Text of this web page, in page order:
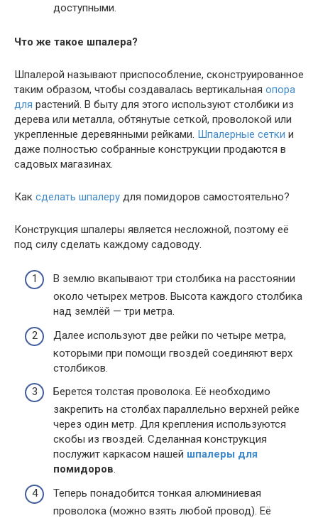
доступными.
Что же такое шпалера?
Шпалерой называют приспособление, сконструированное
таким образом, чтобы создавалась вертикальная опора
для растений. В быту для этого используют столбики из
дерева или металла, обтянутые сеткой, проволокой или
укрепленные деревянными рейками. Шпалерные сетки и
даже полностью собранные конструкции продаются в
садовых магазинах.
Как сделать шпалеру для помидоров самостоятельно?
Конструкция шпалеры является несложной, поэтому её
под силу сделать каждому садоводу.
В землю вкапывают три столбика на расстоянии
около четырех метров. Высота каждого столбика
над землёй — три метра.
Далее используют две рейки по четыре метра,
которыми при помощи гвоздей соединяют верх
столбиков.
Берется толстая проволока. Её необходимо
закрепить на столбах параллельно верхней рейке
через один метр. Для крепления используются
скобы из гвоздей. Сделанная конструкция
послужит каркасом нашей шпалеры для
помидоров.
Теперь понадобится тонкая алюминиевая
проволока (можно взять любой провод). Её